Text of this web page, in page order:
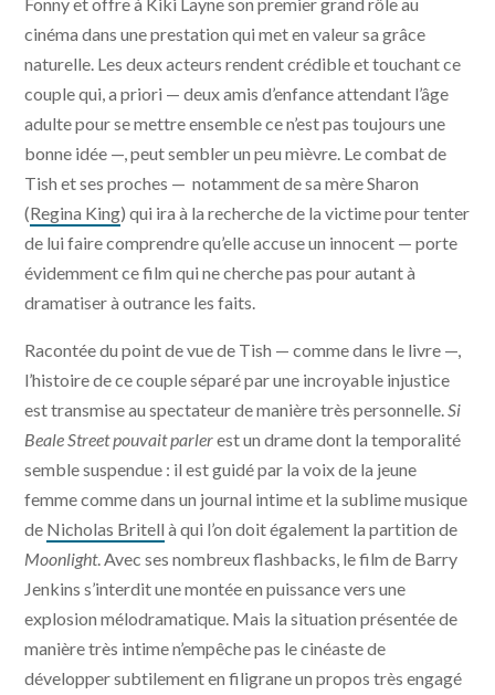
cinéma dans une prestation qui met en valeur sa grâce
naturelle. Les deux acteurs rendent crédible et touchant ce
couple qui, a priori — deux amis d’enfance attendant l’âge
adulte pour se mettre ensemble ce n’est pas toujours une
bonne idée —, peut sembler un peu mièvre. Le combat de
Tish et ses proches — notamment de sa mère Sharon
(Regina King) qui ira à la recherche de la victime pour tenter
de lui faire comprendre qu’elle accuse un innocent — porte
évidemment ce film qui ne cherche pas pour autant à
dramatiser à outrance les faits.
Racontée du point de vue de Tish — comme dans le livre —,
l’histoire de ce couple séparé par une incroyable injustice
est transmise au spectateur de manière très personnelle.Si
Beale Street pouvait parlerest un drame dont la temporalité
semble suspendue : il est guidé par la voix de la jeune
femme comme dans un journal intime et la sublime musique
de Nicholas Britell à qui l’on doit également la partition de
Moonlight. Avec ses nombreux flashbacks, le film de Barry
Jenkins s’interdit une montée en puissance vers une
explosion mélodramatique. Mais la situation présentée de
manière très intime n’empêche pas le cinéaste de
développer subtilement en filigrane un propos très engagé